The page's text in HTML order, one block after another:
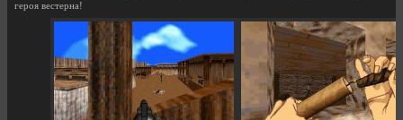
героя вестерна!